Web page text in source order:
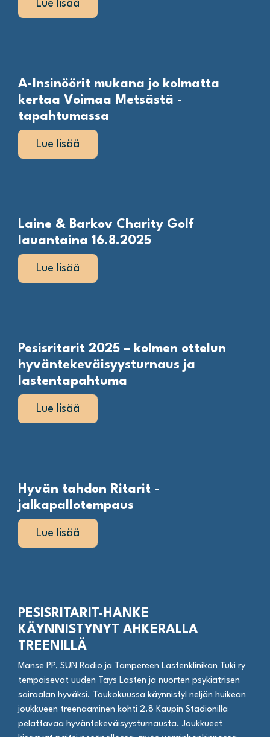
Lue lisää
A-Insinöörit mukana jo kolmatta
kertaa Voimaa Metsästä -
tapahtumassa
Lue lisää
Laine & Barkov Charity Golf
lauantaina 16.8.2025
Lue lisää
Pesisritarit 2025 – kolmen ottelun
hyväntekeväisyysturnaus ja
lastentapahtuma
Lue lisää
Hyvän tahdon Ritarit -
jalkapallotempaus
Lue lisää
PESISRITARIT-HANKE
KÄYNNISTYNYT AHKERALLA
TREENILLÄ
Manse PP, SUN Radio ja Tampereen Lastenklinikan Tuki ry
tempaisevat uuden Tays Lasten ja nuorten psykiatrisen
sairaalan hyväksi. Toukokuussa käynnistyI neljän huikean
joukkueen treenaaminen kohti 2.8 Kaupin Stadionilla
pelattavaa hyväntekeväisyysturnausta. Joukkueet